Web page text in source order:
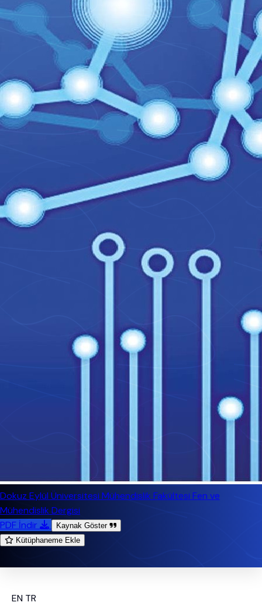
Dokuz Eylül Üniversitesi Mühendislik Fakültesi Fen ve
Mühendislik Dergisi
PDF İndir
Kaynak Göster
Kütüphaneme Ekle
EN TR